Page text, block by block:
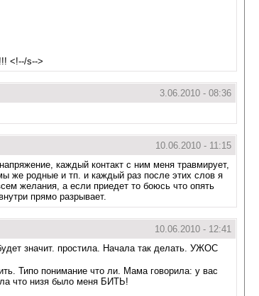
<!--/s-->
3.06.2010 - 08:36
10.06.2010 - 11:15
каждый контакт с ним меня травмирует,
же родные и тп. и каждый раз после этих слов я
желания, а если приедет то боюсь что опять
прямо разрывает.
10.06.2010 - 12:41
значит. простила. Начала так делать. УЖОС
Типо понимание что ли. Мама говорила: у вас
что низя было меня БИТЬ!